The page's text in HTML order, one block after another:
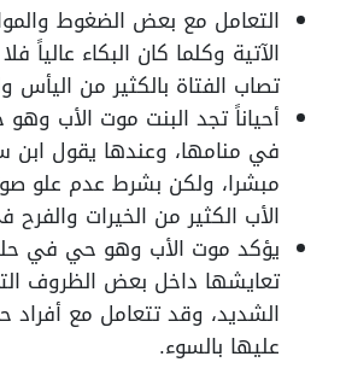
التعامل مع بعض الضغوط
الآتية وكلما كان البكاء عالياً
تصاب الفتاة بالكثير من اليأس
أحياناً تجد البنت موت الأب
في منامها، وعندها يقول ابن
مبشرا، ولكن بشرط عدم علو
الأب الكثير من الخيرات والفرح
يؤكد موت الأب وهو حي في
تعايشها داخل بعض الظروف
الشديد، وقد تتعامل مع أفراد
عليها بالسوء.